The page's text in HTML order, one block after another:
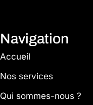
Navigation
Accueil
Nos services
Qui sommes-nous ?